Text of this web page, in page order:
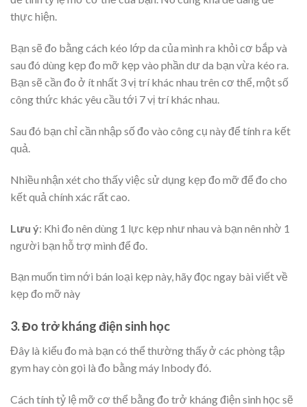
thực hiện.
Bạn sẽ đo bằng cách kéo lớp da của mình ra khỏi cơ bắp và
sau đó dùng kẹp đo mỡ kẹp vào phần dư da bạn vừa kéo ra.
Bạn sẽ cần đo ở ít nhất 3 vị trí khác nhau trên cơ thể, một số
công thức khác yêu cầu tới 7 vị trí khác nhau.
Sau đó bạn chỉ cần nhập số đo vào công cụ này để tính ra kết
quả.
Nhiều nhận xét cho thấy việc sử dụng kẹp đo mỡ để đo cho
kết quả chính xác rất cao.
Lưu ý: Khi đo nên dùng 1 lực kẹp như nhau và bạn nên nhờ 1
người bạn hỗ trợ mình để đo.
Bạn muốn tìm nới bán loại kẹp này, hãy đọc ngay bài viết về
kẹp đo mỡ này
3. Đo trở kháng điện sinh học
Đây là kiểu đo mà bạn có thể thường thấy ở các phòng tập
gym hay còn gọi là đo bằng máy Inbody đó.
Cách tính tỷ lệ mỡ cơ thể bằng đo trở kháng điện sinh học sẽ